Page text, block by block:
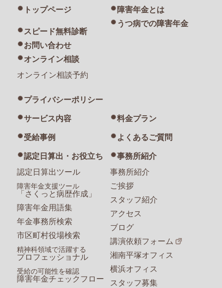
トップページ
スピード無料診断
お問い合わせ
オンライン相談
オンライン相談予約
プライバシーポリシー
障害年金とは
うつ病での障害年金
サービス内容 料金プラン
受給事例 よくあるご質問
認定日算出・お役立ち
認定日算出ツール
障害年金支援ツール
「さくっと病歴作成」
障害年金用語集
年金事務所検索
市区町村役場検索
精神科領域で活躍する
プロフェッショナル
受給の可能性を確認
障害年金チェックフロー
事務所紹介
事務所紹介
ご挨拶
スタッフ紹介
アクセス
ブログ
講演依頼フォーム
湘南平塚オフィス
横浜オフィス
スタッフ募集